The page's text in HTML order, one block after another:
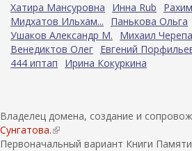
Хатира Мансуровна Инна Rub Рахим
Мидхатов Ильхам...
Панькова Ольга
Ушаков Александр М.
Михаил
Венедиктов Олег Евгений
444 иптап
Ирина Кокуркина
Владелец домена, создание и
Сунгатова.(
в
Первоначальный вариант Книги